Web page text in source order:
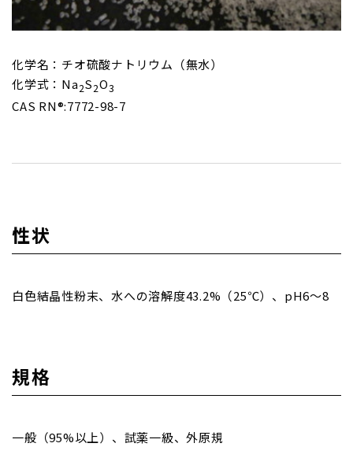
化学名：チオ硫酸ナトリウム（無水）
化学式：Na2S2O3
CAS RN®:7772-98-7
性状
白色結晶性粉末、水への溶解度43.2%（25℃）、pH6～8
規格
一般（95%以上）、試薬一級、外原規